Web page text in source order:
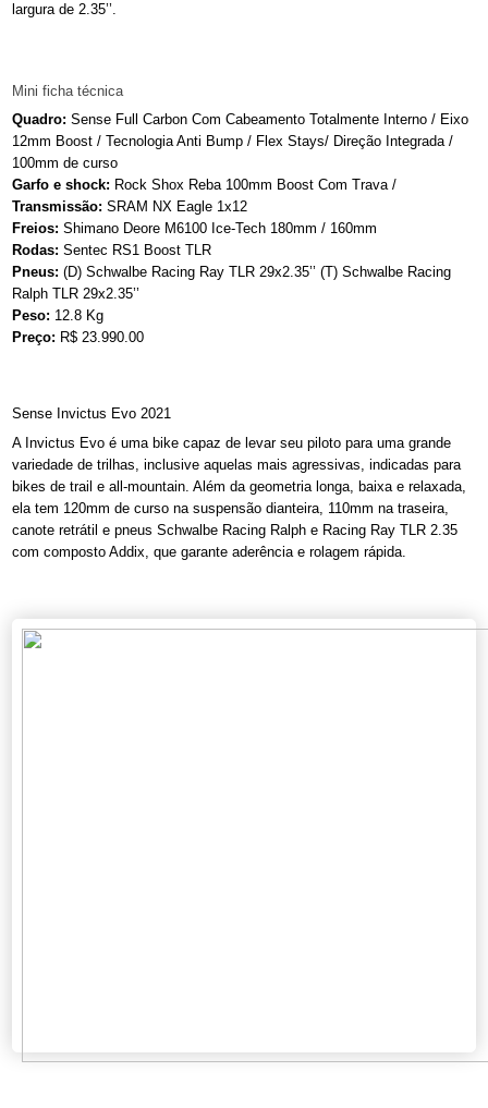
largura de 2.35’’.
Mini ficha técnica
Quadro: Sense Full Carbon Com Cabeamento Totalmente Interno / Eixo
12mm Boost / Tecnologia Anti Bump / Flex Stays/ Direção Integrada /
100mm de curso
Garfo e shock: Rock Shox Reba 100mm Boost Com Trava /
Transmissão: SRAM NX Eagle 1x12
Freios: Shimano Deore M6100 Ice-Tech 180mm / 160mm
Rodas: Sentec RS1 Boost TLR
Pneus: (D) Schwalbe Racing Ray TLR 29x2.35’’ (T) Schwalbe Racing
Ralph TLR 29x2.35’’
Peso: 12.8 Kg
Preço: R$ 23.990.00
Sense Invictus Evo 2021
A Invictus Evo é uma bike capaz de levar seu piloto para uma grande
variedade de trilhas, inclusive aquelas mais agressivas, indicadas para
bikes de trail e all-mountain. Além da geometria longa, baixa e relaxada,
ela tem 120mm de curso na suspensão dianteira, 110mm na traseira,
canote retrátil e pneus Schwalbe Racing Ralph e Racing Ray TLR 2.35
com composto Addix, que garante aderência e rolagem rápida.